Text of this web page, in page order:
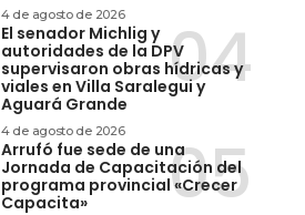
4 de agosto de 2026
El senador Michlig y
autoridades de la DPV
supervisaron obras hídricas y
viales en Villa Saralegui y
Aguará Grande
4 de agosto de 2026
Arrufó fue sede de una
Jornada de Capacitación del
programa provincial «Crecer
Capacita»